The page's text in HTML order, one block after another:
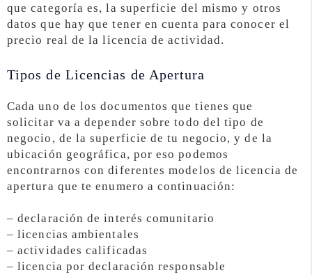
que categoría es, la superficie del mismo y otros
datos que hay que tener en cuenta para conocer el
precio real de la licencia de actividad.
Tipos de Licencias de Apertura
Cada uno de los documentos que tienes que
solicitar va a depender sobre todo del tipo de
negocio, de la superficie de tu negocio, y de la
ubicación geográfica, por eso podemos
encontrarnos con diferentes modelos de licencia de
apertura que te enumero a continuación:
– declaración de interés comunitario
– licencias ambientales
– actividades calificadas
– licencia por declaración responsable